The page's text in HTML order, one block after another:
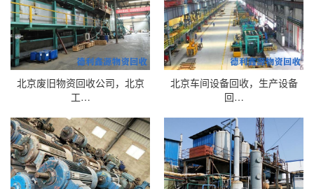
北京废旧物资回收公司，北京
工…
北京车间设备回收，生产设备
回…